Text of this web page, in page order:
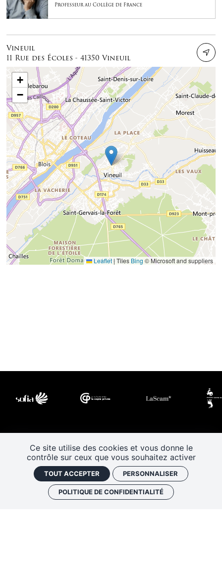
Ce site utilise des cookies et vous donne le
contrôle sur ceux que vous souhaitez activer
TOUT ACCEPTER PERSONNALISER
POLITIQUE DE CONFIDENTIALITÉ
Professeur au Collège de France
Vineuil
11 Rue des Écoles - 41350 Vineuil
+
−
Leaflet|Tiles Bing © Microsoft and suppliers